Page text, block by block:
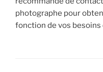
photographe pour
fonction de vos